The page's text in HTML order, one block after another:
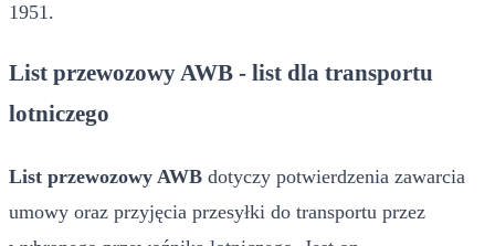
1951.
List przewozowy AWB - list dla transportu
lotniczego
List przewozowy AWB dotyczy potwierdzenia zawarcia
umowy oraz przyjęcia przesyłki do transportu przez